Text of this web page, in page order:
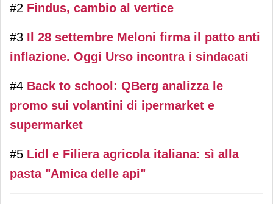
#2 Findus, cambio al vertice
#3 Il 28 settembre Meloni firma il patto anti
inflazione. Oggi Urso incontra i sindacati
#4 Back to school: QBerg analizza le
promo sui volantini di ipermarket e
supermarket
#5 Lidl e Filiera agricola italiana: sì alla
pasta "Amica delle api"